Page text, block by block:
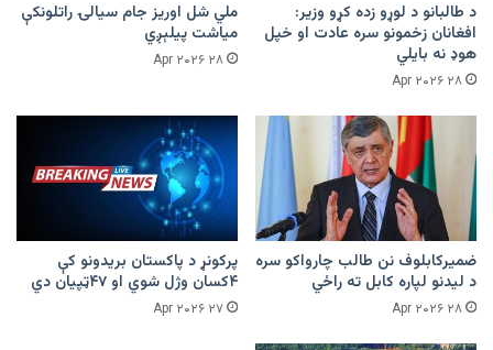
د طالبانو د لوړو زده کړو وزیر:
افغانان زخمونو سره عادت او خپل
هوډ نه بایلي
۲۸ Apr ۲۰۲۶
ملي شل اوریز جام سیالۍ راتلونکې
میاشت پیلېږي
۲۸ Apr ۲۰۲۶
ضمیرکابلوف نن طالب چارواکو سره
د لیدنو لپاره کابل ته راځي
۲۸ Apr ۲۰۲۶
پرکونړ د پاکستان بریدونو کې
۴کسان وژل شوي او ۴۷ټپیان دي
۲۷ Apr ۲۰۲۶